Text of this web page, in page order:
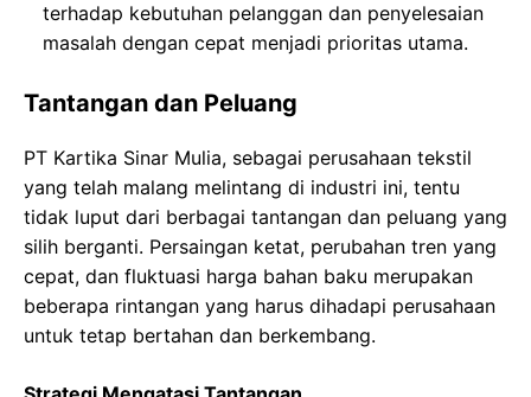
terhadap kebutuhan pelanggan dan penyelesaian
masalah dengan cepat menjadi prioritas utama.
Tantangan dan Peluang
PT Kartika Sinar Mulia, sebagai perusahaan tekstil
yang telah malang melintang di industri ini, tentu
tidak luput dari berbagai tantangan dan peluang yang
silih berganti. Persaingan ketat, perubahan tren yang
cepat, dan fluktuasi harga bahan baku merupakan
beberapa rintangan yang harus dihadapi perusahaan
untuk tetap bertahan dan berkembang.